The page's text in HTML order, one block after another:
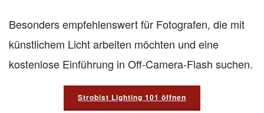
Besonders empfehlenswert für Fotografen, die mit
künstlichem Licht arbeiten möchten und eine
kostenlose Einführung in Off-Camera-Flash suchen.
Strobist Lighting 101 öffnen